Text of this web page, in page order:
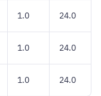
1.0 24.0
1.0 24.0
1.0 24.0